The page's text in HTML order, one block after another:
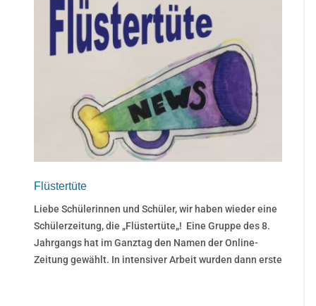
Flüstertüte
Liebe Schülerinnen und Schüler, wir haben wieder eine
Schülerzeitung, die „Flüstertüte„! Eine Gruppe des 8.
Jahrgangs hat im Ganztag den Namen der Online-
Zeitung gewählt. In intensiver Arbeit wurden dann erste